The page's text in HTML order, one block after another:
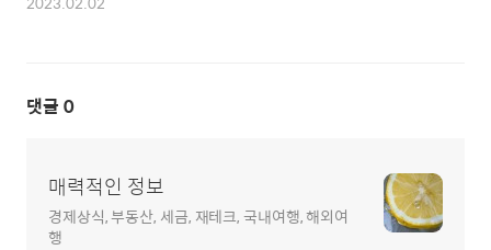
댓글 0
매력적인 정보
경제상식, 부동산, 세금, 재테크, 국내여행, 해외여
행